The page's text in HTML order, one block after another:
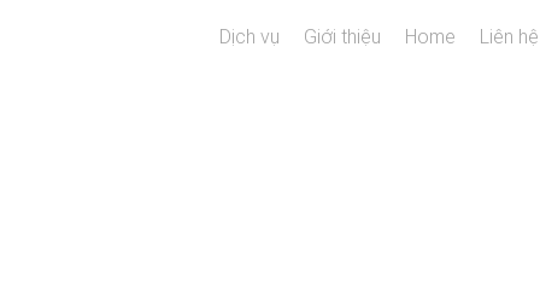
Dịch vụ Giới thiệu Home Liên hệ